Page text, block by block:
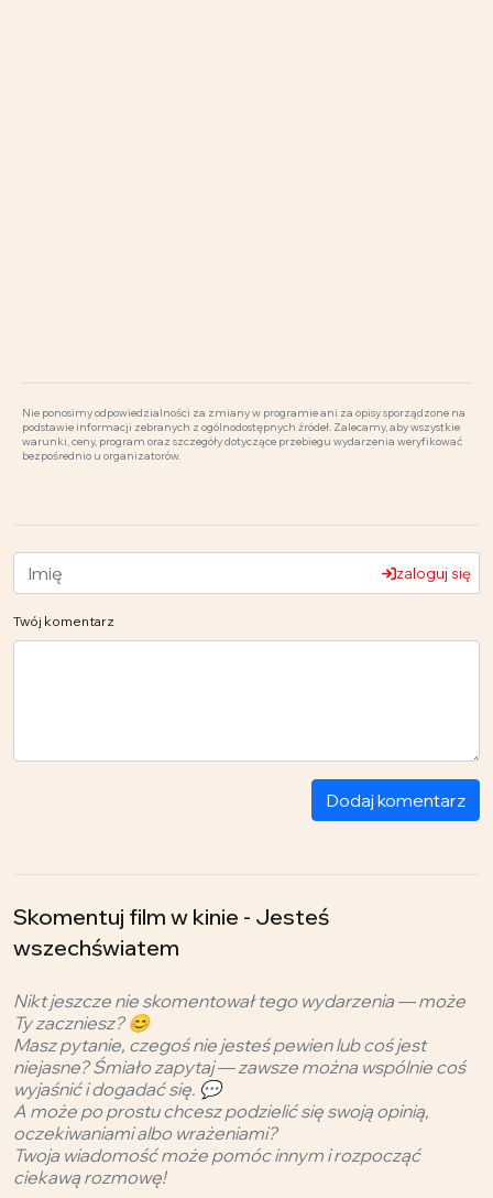
Nie ponosimy odpowiedzialności za zmiany w programie ani za opisy sporządzone na
podstawie informacji zebranych z ogólnodostępnych źródeł. Zalecamy, aby wszystkie
warunki, ceny, program oraz szczegóły dotyczące przebiegu wydarzenia weryfikować
bezpośrednio u organizatorów.
zaloguj się
Twój komentarz
Dodaj komentarz
Skomentuj film w kinie - Jesteś
wszechświatem
Nikt jeszcze nie skomentował tego wydarzenia — może
Ty zaczniesz? 😊
Masz pytanie, czegoś nie jesteś pewien lub coś jest
niejasne? Śmiało zapytaj — zawsze można wspólnie coś
wyjaśnić i dogadać się. 💬
A może po prostu chcesz podzielić się swoją opinią,
oczekiwaniami albo wrażeniami?
Twoja wiadomość może pomóc innym i rozpocząć
ciekawą rozmowę!